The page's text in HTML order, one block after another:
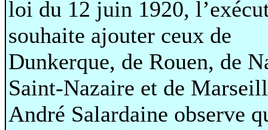
loi du 12 juin 1920,
souhaite ajouter ceux de
Dunkerque, de Rouen, de
Saint-Nazaire et de
André Salardaine observe